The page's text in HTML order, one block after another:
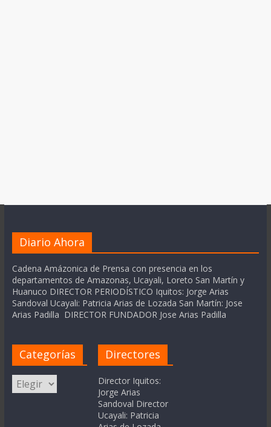
Diario Ahora
Cadena Amázonica de Prensa con presencia en los
departamentos de Amazonas, Ucayali, Loreto San Martín y
Huanuco DIRECTOR PERIODÍSTICO Iquitos: Jorge Arias
Sandoval Ucayali: Patricia Arias de Lozada San Martín: Jose
Arias Padilla DIRECTOR FUNDADOR Jose Arias Padilla
Categorías
Categorías
Directores
Director Iquitos:
Jorge Arias
Sandoval Director
Ucayali: Patricia